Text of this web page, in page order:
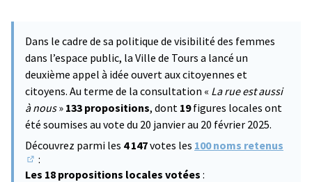
Dans le cadre de sa politique de visibilité des femmes
dans l’espace public, la Ville de Tours a lancé un
deuxième appel à idée ouvert aux citoyennes et
citoyens. Au terme de la consultation « La rue est aussi
à nous» 133 propositions, dont 19figures locales ont
été soumises au vote du 20 janvier au 20 février 2025.
Découvrez parmi les 4 147votes les 100 noms retenus
(S'ouvre dans un nouvel onglet)
:
Les 18 propositions locales votées :